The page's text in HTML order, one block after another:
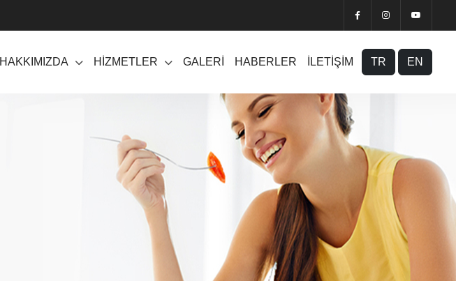
HAKKIMIZDA HİZMETLER GALERİ HABERLER İLETİŞİM TR EN